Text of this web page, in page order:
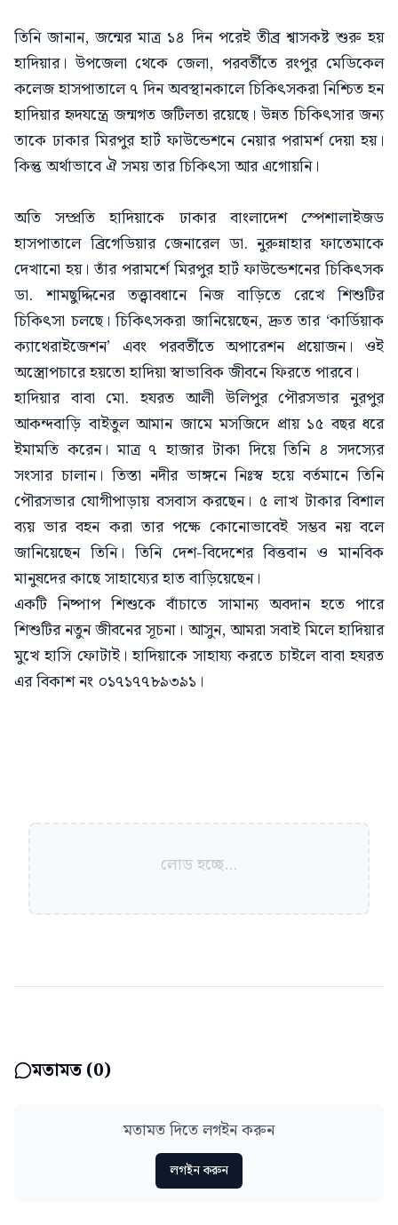
তিনি জানান, জন্মের মাত্র ১৪ দিন পরেই তীব্র শ্বাসকষ্ট শুরু হয়
হাদিয়ার। উপজেলা থেকে জেলা, পরবর্তীতে রংপুর মেডিকেল
কলেজ হাসপাতালে ৭ দিন অবস্থানকালে চিকিৎসকরা নিশ্চিত হন
হাদিয়ার হৃদযন্ত্রে জন্মগত জটিলতা রয়েছে। উন্নত চিকিৎসার জন্য
তাকে ঢাকার মিরপুর হার্ট ফাউন্ডেশনে নেয়ার পরামর্শ দেয়া হয়।
কিন্তু অর্থাভাবে ঐ সময় তার চিকিৎসা আর এগোয়নি।
অতি সম্প্রতি হাদিয়াকে ঢাকার বাংলাদেশ স্পেশালাইজড
হাসপাতালে ব্রিগেডিয়ার জেনারেল ডা. নুরুন্নাহার ফাতেমাকে
দেখানো হয়। তাঁর পরামর্শে মিরপুর হার্ট ফাউন্ডেশনের চিকিৎসক
ডা. শামছুদ্দিনের তত্ত্বাবধানে নিজ বাড়িতে রেখে শিশুটির
চিকিৎসা চলছে। চিকিৎসকরা জানিয়েছেন, দ্রুত তার ‘কার্ডিয়াক
ক্যাথেরাইজেশন’ এবং পরবর্তীতে অপারেশন প্রয়োজন। ওই
অস্ত্রোপচারে হয়তো হাদিয়া স্বাভাবিক জীবনে ফিরতে পারবে।
হাদিয়ার বাবা মো. হযরত আলী উলিপুর পৌরসভার নুরপুর
আকন্দবাড়ি বাইতুল আমান জামে মসজিদে প্রায় ১৫ বছর ধরে
ইমামতি করেন। মাত্র ৭ হাজার টাকা দিয়ে তিনি ৪ সদস্যের
সংসার চালান। তিস্তা নদীর ভাঙ্গনে নিঃস্ব হয়ে বর্তমানে তিনি
পৌরসভার যোগীপাড়ায় বসবাস করছেন। ৫ লাখ টাকার বিশাল
ব্যয় ভার বহন করা তার পক্ষে কোনোভাবেই সম্ভব নয় বলে
জানিয়েছেন তিনি। তিনি দেশ-বিদেশের বিত্তবান ও মানবিক
মানুষদের কাছে সাহায্যের হাত বাড়িয়েছেন।
একটি নিষ্পাপ শিশুকে বাঁচাতে সামান্য অবদান হতে পারে
শিশুটির নতুন জীবনের সূচনা। আসুন, আমরা সবাই মিলে হাদিয়ার
মুখে হাসি ফোটাই। হাদিয়াকে সাহায্য করতে চাইলে বাবা হযরত
এর বিকাশ নং ০১৭১৭৭৮৯৩৯১।
লোড হচ্ছে...
মতামত (0)
মতামত দিতে লগইন করুন
লগইন করুন